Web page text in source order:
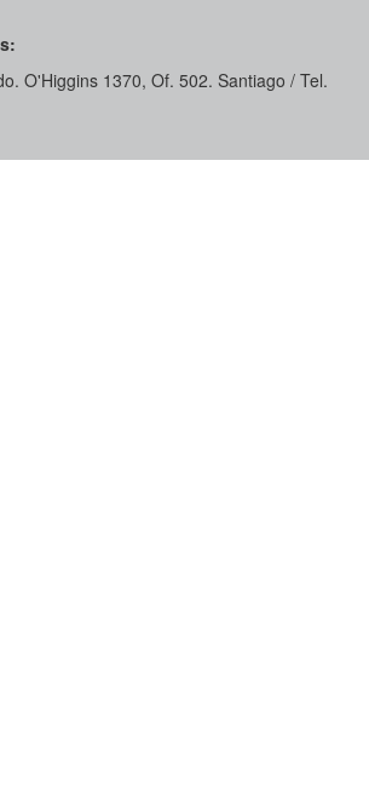
O'Higgins 1370, Of. 502. Santiago / Tel.